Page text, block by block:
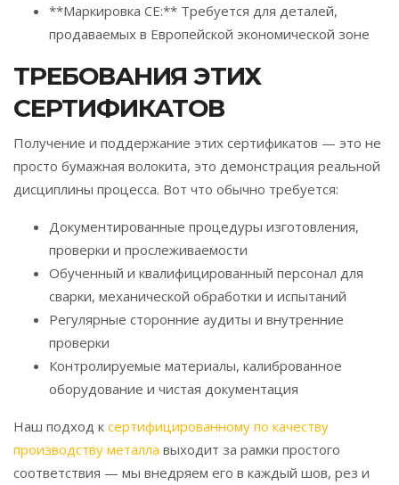
**Маркировка CE:** Требуется для деталей,
продаваемых в Европейской экономической зоне
ТРЕБОВАНИЯ ЭТИХ
СЕРТИФИКАТОВ
Получение и поддержание этих сертификатов — это не
просто бумажная волокита, это демонстрация реальной
дисциплины процесса. Вот что обычно требуется:
Документированные процедуры изготовления,
проверки и прослеживаемости
Обученный и квалифицированный персонал для
сварки, механической обработки и испытаний
Регулярные сторонние аудиты и внутренние
проверки
Контролируемые материалы, калиброванное
оборудование и чистая документация
Наш подход к сертифицированному по качеству
производству металла выходит за рамки простого
соответствия — мы внедряем его в каждый шов, рез и